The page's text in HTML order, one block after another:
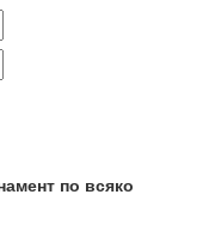
по всяко